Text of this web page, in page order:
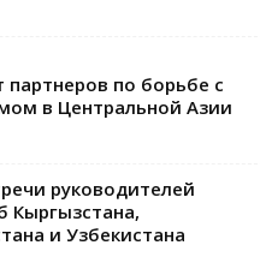
по борьбе с
в Центральной Азии
руководителей
Кыргызстана,
и Узбекистана